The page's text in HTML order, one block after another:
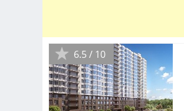
6.5 / 10